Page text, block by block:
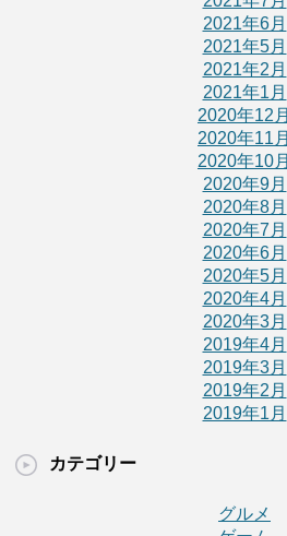
2021年6月
2021年5月
2021年2月
2021年1月
2020年12月
2020年11月
2020年10月
2020年9月
2020年8月
2020年7月
2020年6月
2020年5月
2020年4月
2020年3月
2019年4月
2019年3月
2019年2月
2019年1月
カテゴリー
グルメ